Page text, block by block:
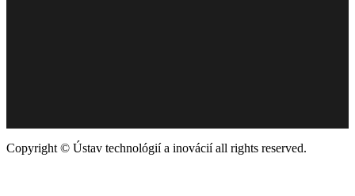
Copyright © Ústav technológií a inovácií all rights reserved.